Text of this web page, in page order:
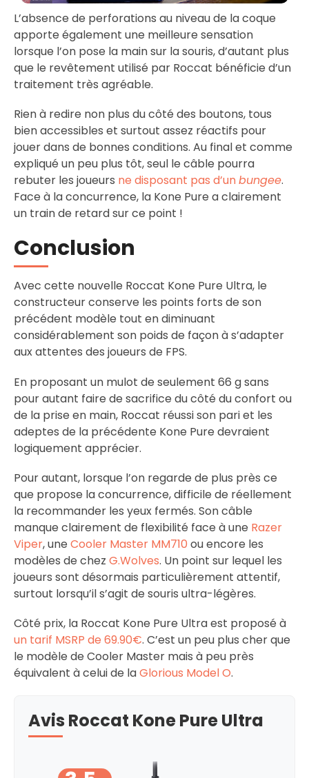
L’absence de perforations au niveau de la coque
apporte également une meilleure sensation
lorsque l’on pose la main sur la souris, d’autant plus
que le revêtement utilisé par Roccat bénéficie d’un
traitement très agréable.
Rien à redire non plus du côté des boutons, tous
bien accessibles et surtout assez réactifs pour
jouer dans de bonnes conditions. Au final et comme
expliqué un peu plus tôt, seul le câble pourra
rebuter les joueurs ne disposant pas d’unbungee.
Face à la concurrence, la Kone Pure a clairement
un train de retard sur ce point !
Conclusion
Avec cette nouvelle Roccat Kone Pure Ultra, le
constructeur conserve les points forts de son
précédent modèle tout en diminuant
considérablement son poids de façon à s’adapter
aux attentes des joueurs de FPS.
En proposant un mulot de seulement 66 g sans
pour autant faire de sacrifice du côté du confort ou
de la prise en main, Roccat réussi son pari et les
adeptes de la précédente Kone Pure devraient
logiquement apprécier.
Pour autant, lorsque l’on regarde de plus près ce
que propose la concurrence, difficile de réellement
la recommander les yeux fermés. Son câble
manque clairement de flexibilité face à une Razer
Viper, une Cooler Master MM710 ou encore les
modèles de chez G.Wolves. Un point sur lequel les
joueurs sont désormais particulièrement attentif,
surtout lorsqu’il s’agit de souris ultra-légères.
Côté prix, la Roccat Kone Pure Ultra est proposé à
un tarif MSRP de 69.90€. C’est un peu plus cher que
le modèle de Cooler Master mais à peu près
équivalent à celui de laGlorious Model O.
Avis Roccat Kone Pure Ultra